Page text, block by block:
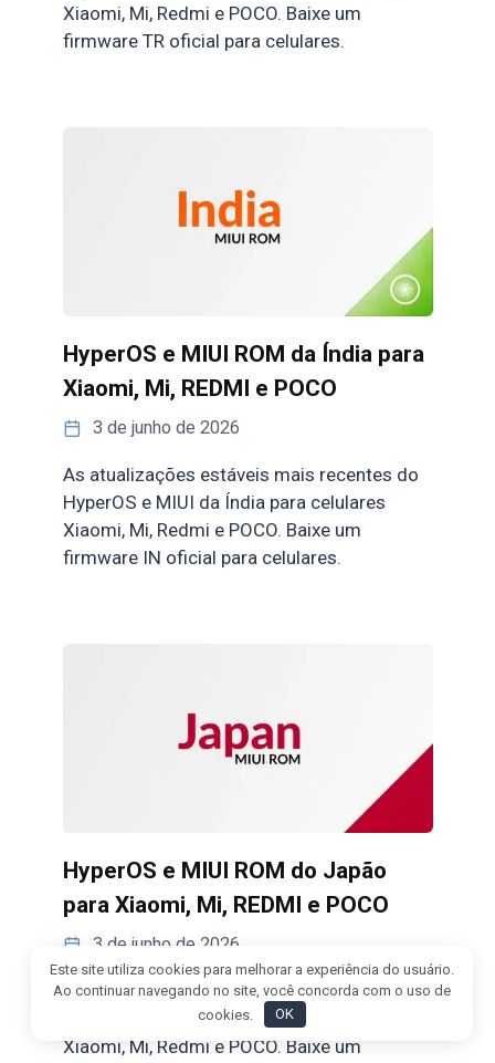
Xiaomi, Mi, Redmi e POCO. Baixe um
firmware TR oficial para celulares.
HyperOS e MIUI ROM da Índia para
Xiaomi, Mi, REDMI e POCO
3 de junho de 2026
As atualizações estáveis mais recentes do
HyperOS e MIUI da Índia para celulares
Xiaomi, Mi, Redmi e POCO. Baixe um
firmware IN oficial para celulares.
HyperOS e MIUI ROM do Japão
para Xiaomi, Mi, REDMI e POCO
3 de junho de 2026
As atualizações estáveis mais recentes do
HyperOS e MIUI do Japão para celulares
Xiaomi, Mi, Redmi e POCO. Baixe um
Este site utiliza cookies para melhorar a experiência do usuário.
Ao continuar navegando no site, você concorda com o uso de
cookies.
OK